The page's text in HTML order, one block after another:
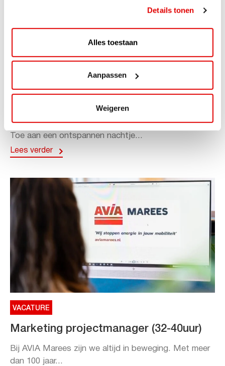
Details tonen
Alles toestaan
Aanpassen
Weigeren
ViaAVIA Super Deal: 20% korting bij
ViaLuxury Hotels
ViaAVIA Super Deal: €25 korting bij ViaLuxury Hotels
Toe aan een ontspannen nachtje...
Lees verder
VACATURE
Marketing projectmanager (32-40uur)
Bij AVIA Marees zijn we altijd in beweging. Met meer
dan 100 jaar...